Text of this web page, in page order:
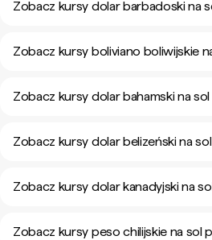
Zobacz kursy dolar barbadoski na
Zobacz kursy boliviano boliwijskie
Zobacz kursy dolar bahamski na
Zobacz kursy dolar belizeński na
Zobacz kursy dolar kanadyjski na
Zobacz kursy peso chilijskie na sol